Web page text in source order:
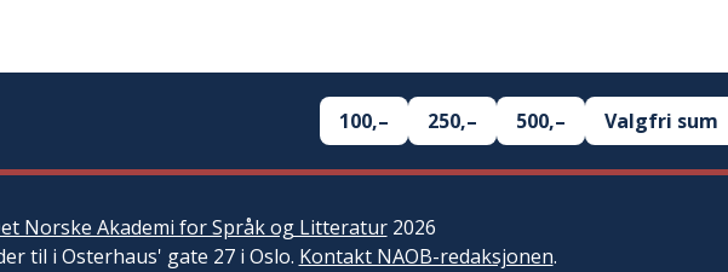
100,– 250,– 500,– Valgfri sum
Norske Akademi for Språk og Litteratur2026
til i Osterhaus' gate 27 i Oslo. Kontakt NAOB-redaksjonen.